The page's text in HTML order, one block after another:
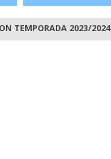
TEMPORADA 2023/2024